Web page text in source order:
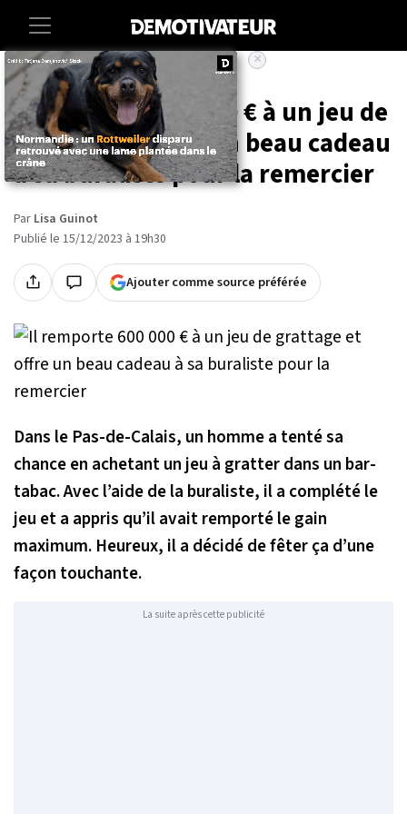
Accueil Societe Lifestyle
Il remporte 600 000 € à un jeu de
grattage et offre un beau cadeau
à sa buraliste pour la remercier
Par Lisa Guinot
Publié le 15/12/2023 à 19h30
Ajouter comme source préférée
Dans le Pas-de-Calais, un homme a tenté sa
chance en achetant un jeu à gratter dans un bar-
tabac. Avec l’aide de la buraliste, il a complété le
jeu et a appris qu’il avait remporté le gain
maximum. Heureux, il a décidé de fêter ça d’une
façon touchante.
La suite après cette publicité
×